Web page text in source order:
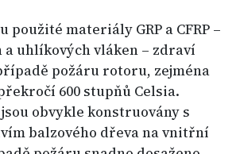
použité materiály GRP a CFRP –
a uhlíkových vláken – zdraví
požáru rotoru, zejména
600 stupňů Celsia.
obvykle konstruovány s
balzového dřeva na vnitřní